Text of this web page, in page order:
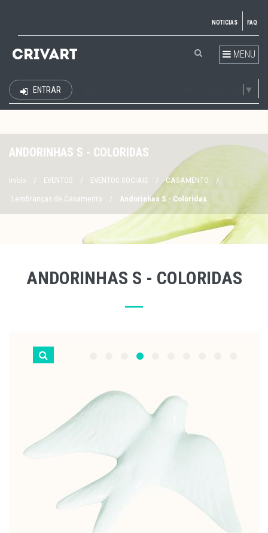
NOTICIAS FAQ
MENU
▼
ENTRAR
ANDORINHAS S - COLORIDAS
Início / EVENTOS / EVENTOS SOCIAIS / CASAMENTO /
Lembranças de Casamento / Andorinhas S - Coloridas
ANDORINHAS S - COLORIDAS